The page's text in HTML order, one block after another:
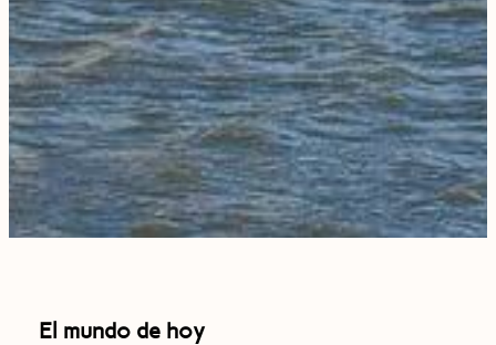
El mundo de hoy